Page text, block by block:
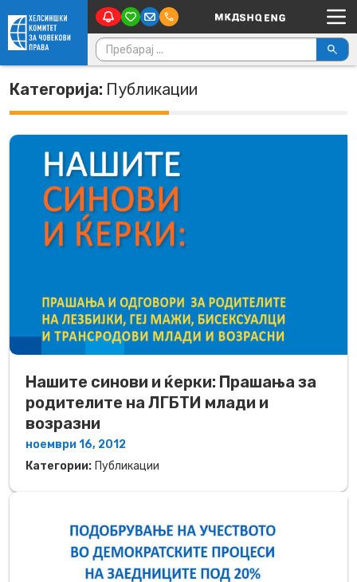
Skip to content Main Navigation
Пребарувај за:
Категорија: Публикации
Нашите синови и ќерки: Прашања за
родителите на ЛГБТИ млади и
возразни
ноември 16, 2012
Категории: Публикации